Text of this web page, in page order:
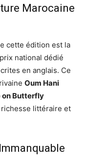
Marocaine
cette édition est la
national dédié
en anglais. Ce
Oum Hani
on Butterfly
littéraire et